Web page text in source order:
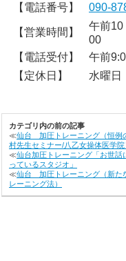
【電話番号】
090-
【営業時間】
午前
00
【電話受付】
午前
【定休日】
水曜日
カテゴリ内の前の記事
≪仙台 加圧トレーニング（恒例
村先生セミナー/八乙女操体医学院
≪仙台加圧トレーニング「お世話
っているスタジオ」
≪仙台 加圧トレーニング（新た
レーニング法）